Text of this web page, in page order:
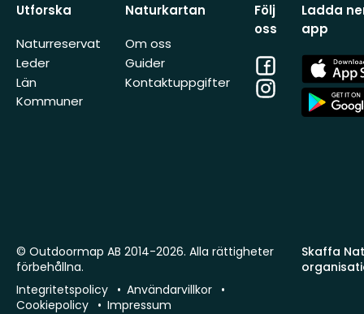
Utforska
Naturreservat
Leder
Län
Kommuner
Naturkartan
Om oss
Guider
Kontaktuppgifter
Följ
oss
Facebook
Instagram
Ladda
app
App
Store
App
Store
Skaffa
© Outdoormap AB 2014-2026. Alla rättigheter
förbehållna.
Integritetspolicy
Användarvillkor
Cookiepolicy
Impressum